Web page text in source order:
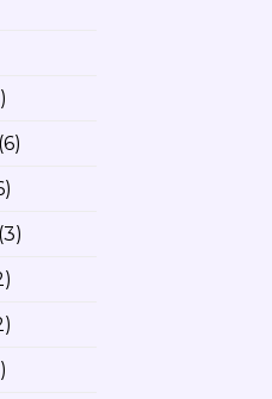
(6)
(3)